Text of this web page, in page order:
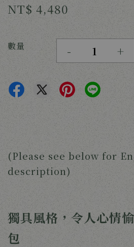
NT$ 4,480
數量 - +
(Please see below for
description)
獨具風格，令人心情
包